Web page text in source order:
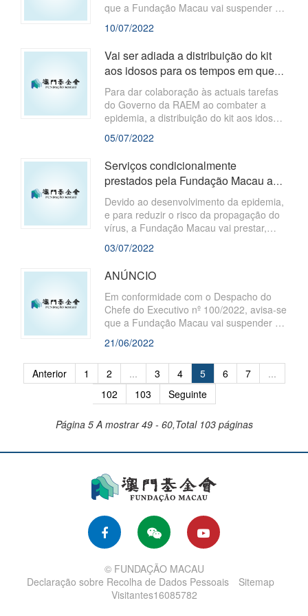
continuam a manter fechadas.
que a Fundação Macau vai suspender o
atendimento ao público nos dias 11 a 17
de Julho de 2022.
10/07/2022
Vai ser adiada a distribuição do kit
aos idosos para os tempos em que
se abrevia a propagação do vír...
Para dar colaboração às actuais tarefas
do Governo da RAEM ao combater a
epidemia, a distribuição do kit aos idosos
vai ser adiada. A Fundação Macau irá
reiniciar, com as entidades da
distribuem o kit aos idosos, conforme as
circunstâncias efectivas da epidemia, e
os pormenores irão ser oportunamente
anunciados.
05/07/2022
Serviços condicionalmente
prestados pela Fundação Macau ao
público entre o dia 4 e o dia 8 de
Julho ...
Devido ao desenvolvimento da epidemia,
e para reduzir o risco da propagação do
vírus, a Fundação Macau vai prestar,
entre o dia 4 e o dia 8 de Julho de 2022 ,
os seguintes serviços:
03/07/2022
ANÚNCIO
Em conformidade com o Despacho do
Chefe do Executivo nº 100/2022, avisa-se
que a Fundação Macau vai suspender o
atendimento ao público nos dias 22 a 24
de Junho de 2022.
21/06/2022
Anterior 1 2 ... 3 4 5 6 7
...
102
103 Seguinte
Página 5 A mostrar 49 - 60,Total 103 páginas
© FUNDAÇÃO MACAU
Declaração sobre Recolha de Dados Pessoais
Sitemap
Visitantes16085782